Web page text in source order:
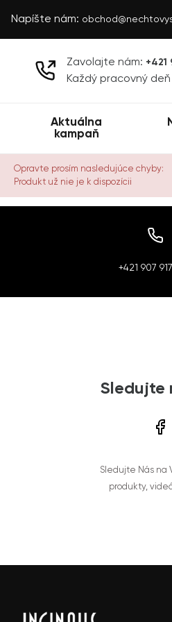
Napíšte nám:
Zavolajte nám: +421
Každý pracovný
Aktuálna
kampaň
Opravte prosím nasledujúce chyby:
Produkt už nie je k dispozícii
+421 907
Sledujte
Sledujte Nás na
produkty,